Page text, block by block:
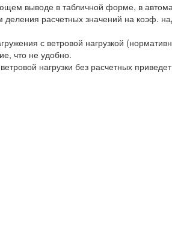
выводе в табличной форме, в
деления расчетных значений на коэф.
с ветровой нагрузкой
что не удобно.
нагрузки без расчетных